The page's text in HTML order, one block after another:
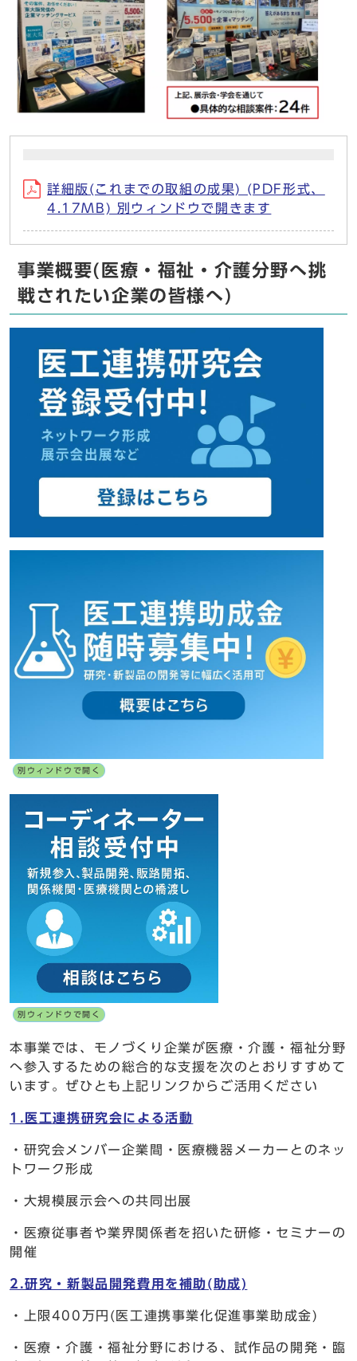
詳細版(これまでの取組の成果) (PDF形式、
4.17MB) 別ウィンドウで開きます
事業概要(医療・福祉・介護分野へ挑
戦されたい企業の皆様へ)
別ウィンドウで開く
別ウィンドウで開く
本事業では、モノづくり企業が医療・介護・福祉分野
へ参入するための総合的な支援を次のとおりすすめて
います。ぜひとも上記リンクからご活用ください
1.医工連携研究会による活動
・研究会メンバー企業間・医療機器メーカーとのネッ
トワーク形成
・大規模展示会への共同出展
・医療従事者や業界関係者を招いた研修・セミナーの
開催
2.研究・新製品開発費用を補助(助成)
・上限400万円(医工連携事業化促進事業助成金)
・医療・介護・福祉分野における、試作品の開発・臨